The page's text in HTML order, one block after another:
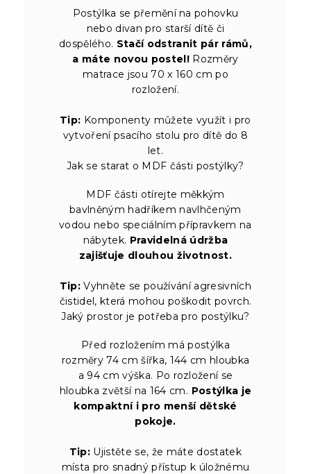
Postýlka se přemění na pohovku
nebo divan pro starší dítě či
dospělého. Stačí odstranit pár rámů,
a máte novou postel! Rozměry
matrace jsou 70 x 160 cm po
rozložení.
Tip: Komponenty můžete využít i pro
vytvoření psacího stolu pro dítě do 8
let.
Jak se starat o MDF části postýlky?
MDF části otírejte měkkým
bavlněným hadříkem navlhčeným
vodou nebo speciálním přípravkem na
nábytek. Pravidelná údržba
zajišťuje dlouhou životnost.
Tip: Vyhněte se používání agresivních
čistidel, která mohou poškodit povrch.
Jaký prostor je potřeba pro postýlku?
Před rozložením má postýlka
rozměry 74 cm šířka, 144 cm hloubka
a 94 cm výška. Po rozložení se
hloubka zvětší na 164 cm. Postýlka je
kompaktní i pro menší dětské
pokoje.
Tip: Ujistěte se, že máte dostatek
místa pro snadný přístup k úložnému